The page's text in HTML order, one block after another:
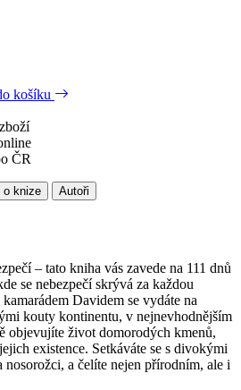
košíku
ČR
o knize Autoři
– tato kniha vás zavede na 111 dnů
se nebezpečí skrývá za každou
Davidem se vydáte na
kouty kontinentu, v nejnevhodnějším
objevujíte život domorodých kmenů,
existence. Setkáváte se s divokými
a čelíte nejen přírodním, ale i